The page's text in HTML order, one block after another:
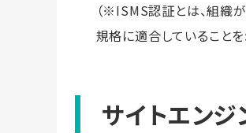
（※ISMS認証とは、組織
規格に適合していること
サイトエン